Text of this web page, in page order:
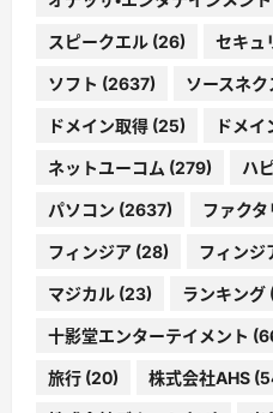
スピークエル (26) セキュ
ソフト (2637) ソースネク
ドメイン取得 (25) ドメイ
ネットユーコム (279) ハ
パソコン (2637) ファク
フィンジア (28) フィンジ
マジカル (23) ランキング
十影堂エンターテイメント
旅行 (20) 株式会社AHS